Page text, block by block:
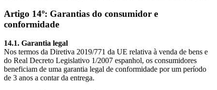
Artigo 14º: Garantias do consumidor e
conformidade
14.1. Garantia legal
Nos termos da Diretiva 2019/771 da UE relativa à venda de bens e
do Real Decreto Legislativo 1/2007 espanhol, os consumidores
beneficiam de uma garantia legal de conformidade por um período
de 3 anos a contar da entrega.